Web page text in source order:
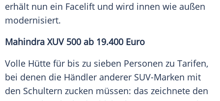
erhält nun ein Facelift und wird innen wie außen
modernisiert.
Mahindra XUV 500 ab 19.400 Euro
Volle Hütte für bis zu sieben Personen zu Tarifen,
bei denen die Händler anderer SUV-Marken mit
den Schultern zucken müssen: das zeichnete den